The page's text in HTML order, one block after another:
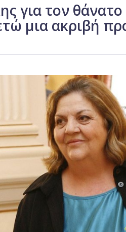
για τον
μια ακριβή